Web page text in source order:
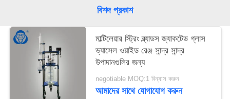
বিশদ প্রকাশ
মাল্টিলেয়ার স্ট্রিং ব্ল্যাডস জ্যাকটেড গ্লাস
ভ্যাসেল ওয়াইড রেঞ্জ সান্দ্র সান্দ্র
উপাদানগুলির জন্য
negotiable MOQ:1 বিন্যাস করুন
আমাদের সাথে যোগাযোগ করুন